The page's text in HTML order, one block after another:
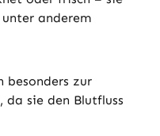
anderem
besonders zur
da sie den Blutfluss